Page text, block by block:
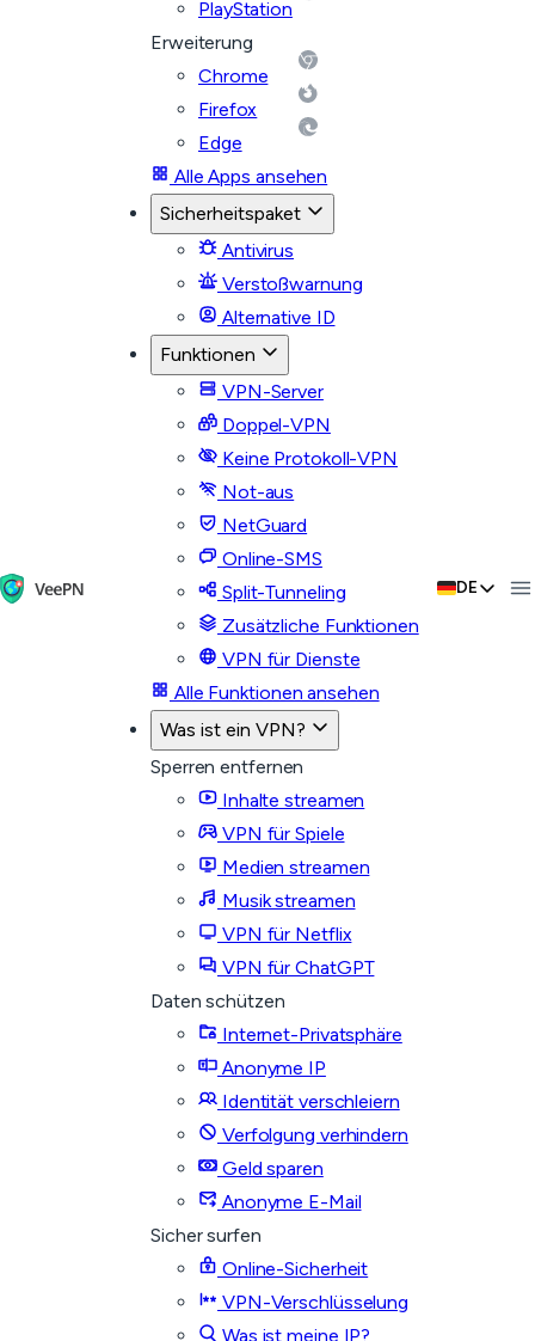
PlayStation
Erweiterung
Chrome
Firefox
Edge
Alle Apps ansehen
Sicherheitspaket
Antivirus
Verstoßwarnung
Alternative ID
Funktionen
VPN-Server
Doppel-VPN
Keine Protokoll-VPN
Not-aus
NetGuard
Online-SMS
Split-Tunneling
Zusätzliche Funktionen
VPN für Dienste
Alle Funktionen ansehen
Was ist ein VPN?
Sperren entfernen
Inhalte streamen
VPN für Spiele
Medien streamen
Musik streamen
VPN für Netflix
VPN für ChatGPT
Daten schützen
Internet-Privatsphäre
Anonyme IP
Identität verschleiern
Verfolgung verhindern
Geld sparen
Anonyme E-Mail
Sicher surfen
Online-Sicherheit
VPN-Verschlüsselung
Was ist meine IP?
DE